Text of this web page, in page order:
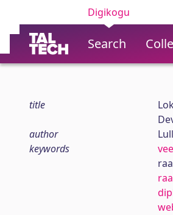
Digikogu
Search
title
author
keywords